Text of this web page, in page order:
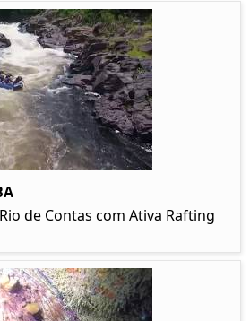
de Contas com Ativa Rafting